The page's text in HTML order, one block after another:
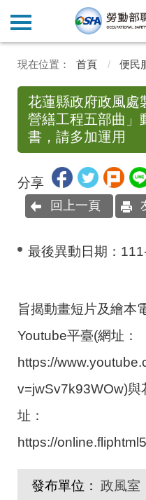
首頁 便民
花蓮縣政府政風
營繕工程五部曲」
書，請多加運用
分享
回上一頁
最後異動日期：
旨揭動畫短片及繪本
Youtube平臺(網址 ：
https://www.youtube.
v=jwSv7k93WOw)與
址 ：
https://online.fliphtml5
發布單位： 政風室